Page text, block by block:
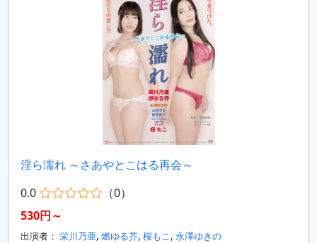
淫ら濡れ ～さあやとこはる再会～
0.0
（0）
530円～
出演者： 栄川乃亜, 燃ゆる芥, 桜もこ, 永澤ゆきの